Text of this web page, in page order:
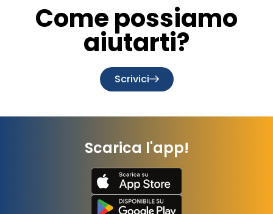
Come possiamo
aiutarti?
Scrivici
Scarica l'app!